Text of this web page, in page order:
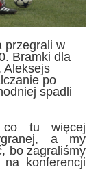
przegrali w
Bramki dla
Aleksejs
po
spadli
tu więcej
a my
bo zagraliśmy
konferencji